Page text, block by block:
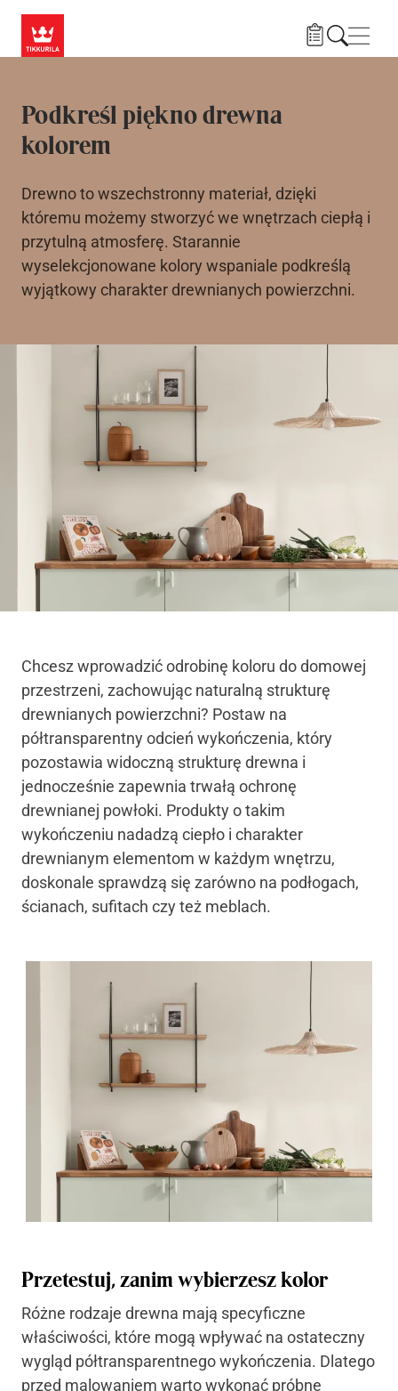
Podkreśl piękno drewna
kolorem
Drewno to wszechstronny materiał, dzięki
któremu możemy stworzyć we wnętrzach ciepłą i
przytulną atmosferę. Starannie
wyselekcjonowane kolory wspaniale podkreślą
wyjątkowy charakter drewnianych powierzchni.
Chcesz wprowadzić odrobinę koloru do domowej
przestrzeni, zachowując naturalną strukturę
drewnianych powierzchni? Postaw na
półtransparentny odcień wykończenia, który
pozostawia widoczną strukturę drewna i
jednocześnie zapewnia trwałą ochronę
drewnianej powłoki. Produkty o takim
wykończeniu nadadzą ciepło i charakter
drewnianym elementom w każdym wnętrzu,
doskonale sprawdzą się zarówno na podłogach,
ścianach, sufitach czy też meblach.
Przetestuj, zanim wybierzesz kolor
Różne rodzaje drewna mają specyficzne
właściwości, które mogą wpływać na ostateczny
wygląd półtransparentnego wykończenia. Dlatego
przed malowaniem warto wykonać próbne